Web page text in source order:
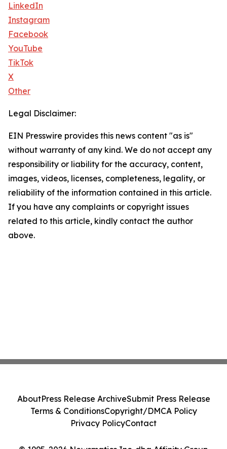
LinkedIn
Instagram
Facebook
YouTube
TikTok
X
Other
Legal Disclaimer:
EIN Presswire provides this news content "as is"
without warranty of any kind. We do not accept any
responsibility or liability for the accuracy, content,
images, videos, licenses, completeness, legality, or
reliability of the information contained in this article.
If you have any complaints or copyright issues
related to this article, kindly contact the author
above.
AboutPress Release ArchiveSubmit Press Release
Terms & ConditionsCopyright/DMCA Policy
Privacy PolicyContact